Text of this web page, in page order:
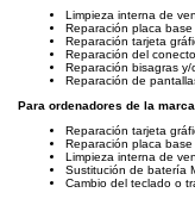
Limpieza interna de
Reparación placa base
Reparación tarjeta
Reparación del
Reparación bisagras y/
Reparación de
Para ordenadores de la
Reparación tarjeta
Reparación placa base
Limpieza interna de
Sustitución de batería
Cambio del teclado o